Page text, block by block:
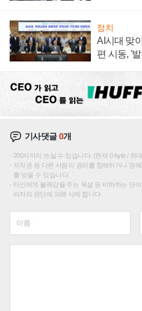
정치
AI시대 맞
편 시동, '
기사댓글0개
200자까지 쓰실 수 있습니다. (현재 0 byte / 최
저작권 등 다른 사람의 권리를 침해하거나 명
를 받을 수 있습니다.
타인에게 불쾌감을 주는 욕설 등 비하하는 단
리자의 판단에 의해 삭제 합니다.